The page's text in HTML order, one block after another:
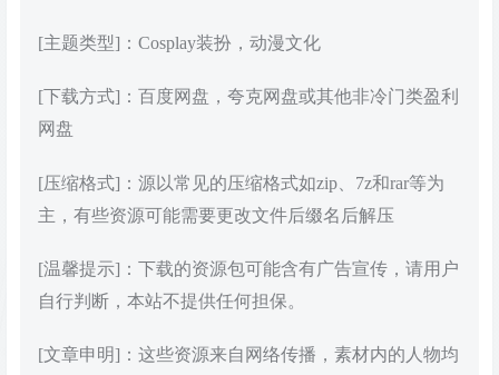
[主题类型]：Cosplay装扮，动漫文化
[下载方式]：百度网盘，夸克网盘或其他非冷门类盈利
网盘
[压缩格式]：源以常见的压缩格式如zip、7z和rar等为
主，有些资源可能需要更改文件后缀名后解压
[温馨提示]：下载的资源包可能含有广告宣传，请用户
自行判断，本站不提供任何担保。
[文章申明]：这些资源来自网络传播，素材内的人物均